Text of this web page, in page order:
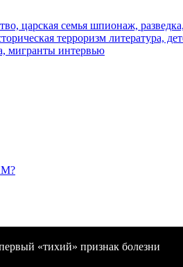
царская семья шпионаж,
терроризм литература,
мигранты интервью
«тихий» признак болезни